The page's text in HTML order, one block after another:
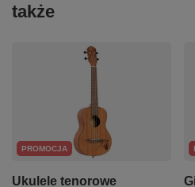
także
PROMOCJA
Ukulele tenorowe